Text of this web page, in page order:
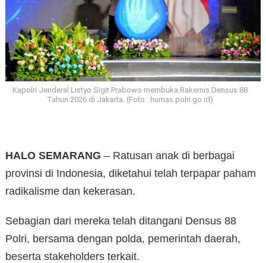
Kapolri Jenderal Listyo Sigit Prabowo membuka Rakernis Densus 88
Tahun 2026 di Jakarta. (Foto : humas.polri.go.id)
HALO SEMARANG – Ratusan anak di berbagai
provinsi di Indonesia, diketahui telah terpapar paham
radikalisme dan kekerasan.
Sebagian dari mereka telah ditangani Densus 88
Polri, bersama dengan polda, pemerintah daerah,
beserta stakeholders terkait.